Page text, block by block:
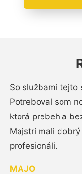
So službami tejto
Potreboval som
ktorá prebehla
Majstri mali
profesionáli.
MAJO